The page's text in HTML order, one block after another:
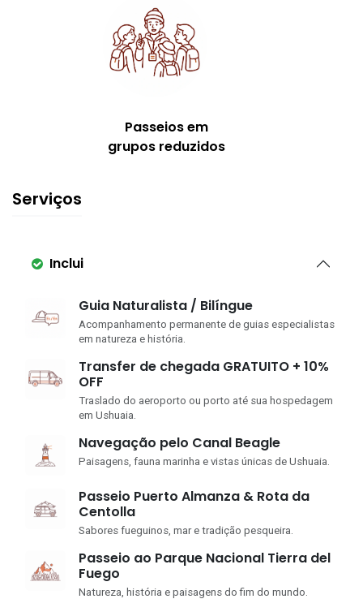
Passeios em
grupos reduzidos
Serviços
Inclui
Guia Naturalista / Bilíngue
Acompanhamento permanente de guias especialistas
em natureza e história.
Transfer de chegada GRATUITO + 10%
OFF
Traslado do aeroporto ou porto até sua hospedagem
em Ushuaia.
Navegação pelo Canal Beagle
Paisagens, fauna marinha e vistas únicas de Ushuaia.
Passeio Puerto Almanza & Rota da
Centolla
Sabores fueguinos, mar e tradição pesqueira.
Passeio ao Parque Nacional Tierra del
Fuego
Natureza, história e paisagens do fim do mundo.